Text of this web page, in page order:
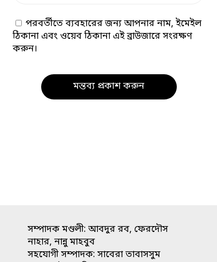
পরবর্তীতে ব্যবহারের জন্য আপনার নাম, ইমেইল
ঠিকানা এবং ওয়েব ঠিকানা এই ব্রাউজারে সংরক্ষণ
করুন।
সম্পাদক মণ্ডলী: আবদুর রব, ফেরদৌস
নাহার, নান্নু মাহবুব
সহযোগী সম্পাদক: সাবেরা তাবাসসুম